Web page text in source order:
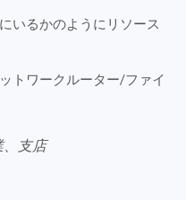
いるかのようにリソース
トワークルーター/ファイ
、支店